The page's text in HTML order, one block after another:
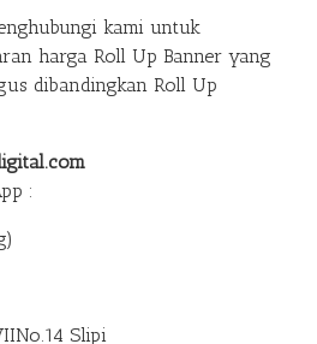
kami untuk
harga Roll Up Banner yang
dibandingkan Roll Up
:
Slipi